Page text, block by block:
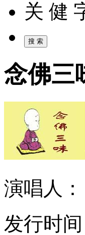
关 健
念佛三
演唱人：
发行时